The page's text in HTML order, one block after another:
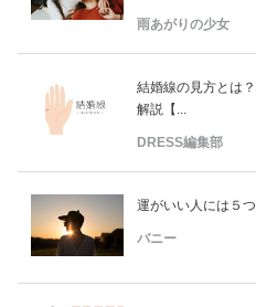
雨あがりの少女
結婚線の見方とは
解説【...
DRESS編集部
運がいい人には５
バニー